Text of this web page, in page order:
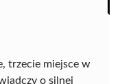
trzecie miejsce w
o silnej